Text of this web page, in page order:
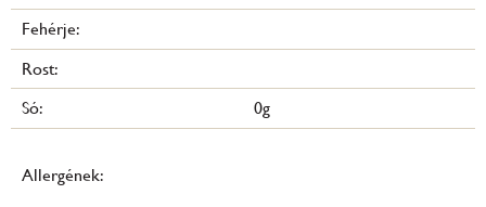
Fehérje:
Rost:
Só:
0g
Allergének: